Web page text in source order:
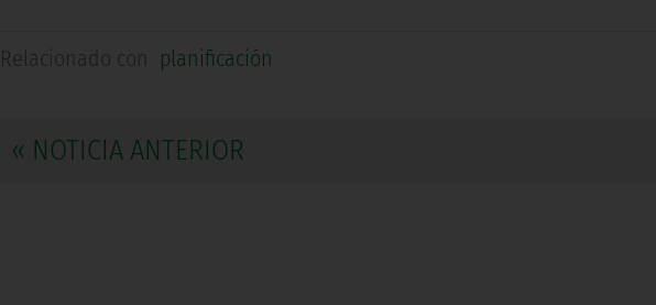
Relacionado con planificación
« NOTICIA ANTERIOR